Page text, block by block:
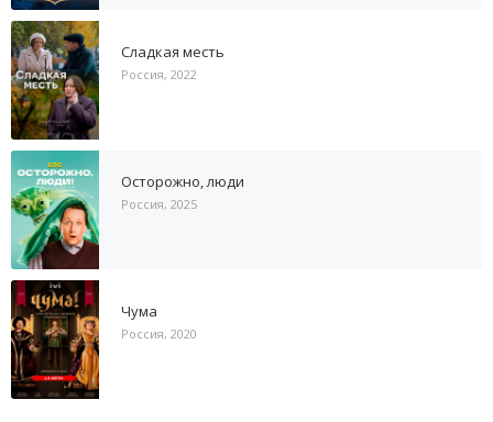
Сладкая месть
Россия, 2022
Осторожно, люди
Россия, 2025
Чума
Россия, 2020